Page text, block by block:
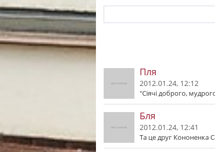
Пля
2012.01.24, 12:12
"Сіячі доброго,
Бля
2012.01.24, 12:41
Та це друг Кононенка